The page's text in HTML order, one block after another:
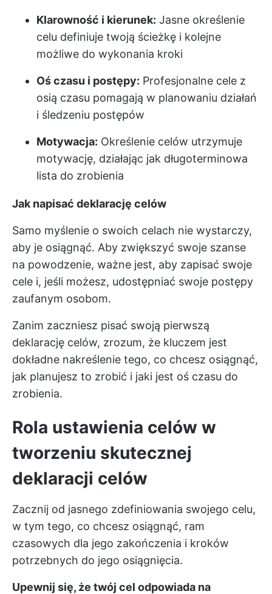
Klarowność i kierunek: Jasne określenie
celu definiuje twoją ścieżkę i kolejne
możliwe do wykonania kroki
Oś czasu i postępy: Profesjonalne cele z
osią czasu pomagają w planowaniu działań
i śledzeniu postępów
Motywacja: Określenie celów utrzymuje
motywację, działając jak długoterminowa
lista do zrobienia
Jak napisać deklarację celów
Samo myślenie o swoich celach nie wystarczy,
aby je osiągnąć. Aby zwiększyć swoje szanse
na powodzenie, ważne jest, aby zapisać swoje
cele i, jeśli możesz, udostępniać swoje postępy
zaufanym osobom.
Zanim zaczniesz pisać swoją pierwszą
deklarację celów, zrozum, że kluczem jest
dokładne nakreślenie tego, co chcesz osiągnąć,
jak planujesz to zrobić i jaki jest oś czasu do
zrobienia.
Rola ustawienia celów w
tworzeniu skutecznej
deklaracji celów
Zacznij od jasnego zdefiniowania swojego celu,
w tym tego, co chcesz osiągnąć, ram
czasowych dla jego zakończenia i kroków
potrzebnych do jego osiągnięcia.
Upewnij się, że twój cel odpowiada na